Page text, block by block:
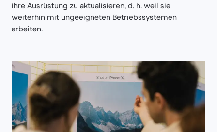
ihre Ausrüstung zu aktualisieren, d. h. weil sie
weiterhin mit ungeeigneten Betriebssystemen
arbeiten.